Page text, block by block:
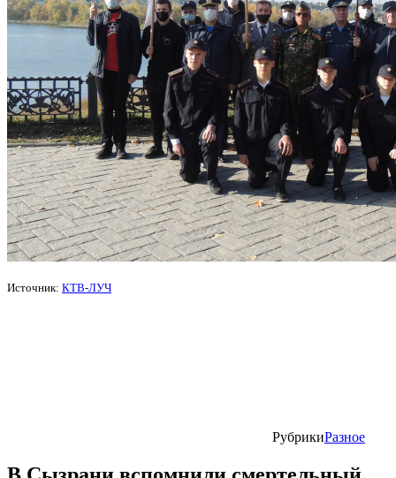
Источник: КТВ-ЛУЧ
РубрикиРазное